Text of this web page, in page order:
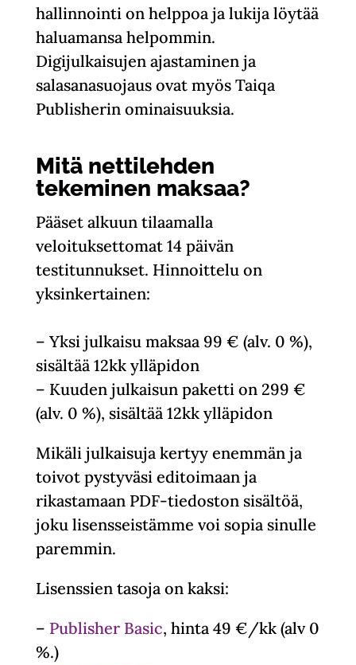
hallinnointi on helppoa ja lukija löytää
haluamansa helpommin.
Digijulkaisujen ajastaminen ja
salasanasuojaus ovat myös Taiqa
Publisherin ominaisuuksia.
Mitä nettilehden
tekeminen maksaa?
Pääset alkuun tilaamalla
veloituksettomat 14 päivän
testitunnukset. Hinnoittelu on
yksinkertainen:
– Yksi julkaisu maksaa 99 € (alv. 0 %),
sisältää 12kk ylläpidon
– Kuuden julkaisun paketti on 299 €
(alv. 0 %), sisältää 12kk ylläpidon
Mikäli julkaisuja kertyy enemmän ja
toivot pystyväsi editoimaan ja
rikastamaan PDF-tiedoston sisältöä,
joku lisensseistämme voi sopia sinulle
paremmin.
Lisenssien tasoja on kaksi:
– Publisher Basic, hinta 49 €/kk (alv 0
%.)